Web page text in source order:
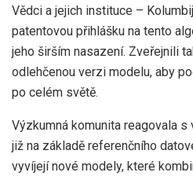
Vědci a jejich instituce –
patentovou přihlášku na tento
jeho širším nasazení. Zveřejnili
odlehčenou verzi modelu, aby
po celém světě.
Výzkumná komunita reagovala
již na základě referenčního
vyvíjejí nové modely, které